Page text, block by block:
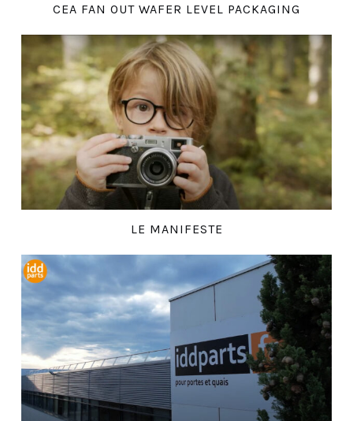
CEA FAN OUT WAFER LEVEL PACKAGING
LE MANIFESTE